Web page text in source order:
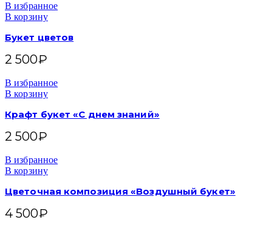
В избранное
В корзину
Букет цветов
2 500₽
В избранное
В корзину
Крафт букет «С днем знаний»
2 500₽
В избранное
В корзину
Цветочная композиция «Воздушный букет»
4 500₽